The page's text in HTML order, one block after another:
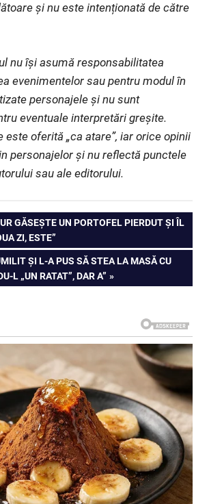
și nu este intenționată de către
nu își asumă responsabilitatea
evenimentelor sau pentru modul în
personajele și nu sunt
eventuale interpretări greșite.
este oferită „ca atare”, iar orice opinii
personajelor și nu reflectă punctele
sau ale editorului.
GĂSEȘTE UN PORTOFEL PIERDUT ȘI ÎL
ZI, ESTE”
ȘI L-A PUS SĂ STEA LA MASĂ CU
L „UN RATAT”, DAR A”